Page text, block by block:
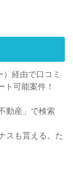
経由で口コミ
可能案件！
動産」で検索
スも貰える。た